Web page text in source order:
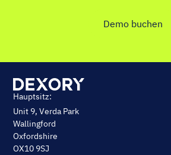
Demo buchen
Hauptsitz:
Unit 9, Verda Park
Wallingford
Oxfordshire
OX10 9SJ